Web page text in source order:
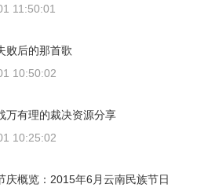
11:50:01
败后的那首歌
10:50:02
万有理的裁决资源分享
10:25:02
庆概览：2015年6月云南民族节日